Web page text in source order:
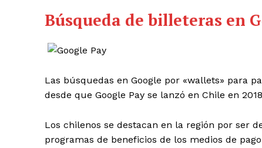
Búsqueda de billeteras en
Las búsquedas en Google por «wallets» para
desde que Google Pay se lanzó en Chile en
Los chilenos se destacan en la región por ser
programas de beneficios de los medios de